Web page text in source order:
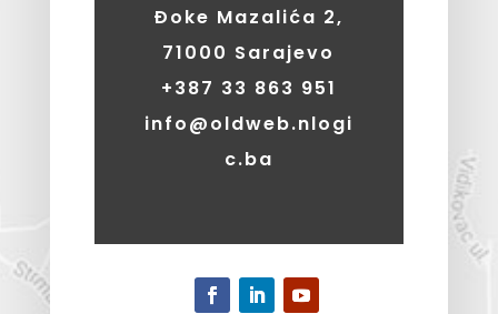
Đoke Mazalića 2,
71000 Sarajevo
+387 33 863 951
info@oldweb.nlogi
c.ba